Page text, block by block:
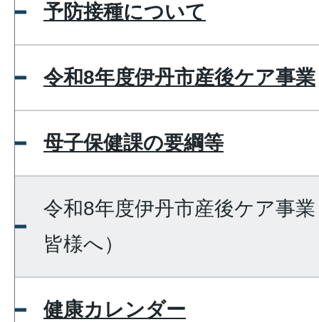
予防接種について
令和8年度伊丹市産後ケア事業
母子保健課の要綱等
令和8年度伊丹市産後ケア事
皆様へ）
健康カレンダー